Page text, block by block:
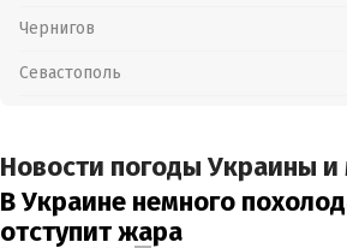
Чернигов
Севастополь
Новости погоды Украины
В Украине немного
отступит жара